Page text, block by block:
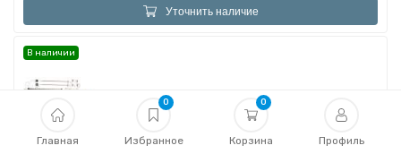
Главная
0
Избранное
0
Корзина Профиль
Уточнить наличие
ДОПОЛНИТЕЛЬНЫЙ РАДИАТОР
В наличии